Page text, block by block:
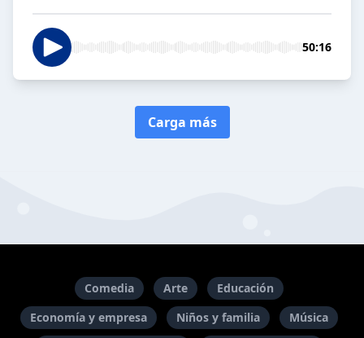
50:16
Carga más
Comedia Arte
Educación
Economía y empresa
Niños y familia Música